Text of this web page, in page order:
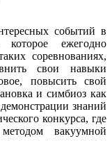
событий в
ежегодно
соревнованиях,
свои навыки
повысить свой
и симбиоз как
знаний
конкурса, где
вакуумной